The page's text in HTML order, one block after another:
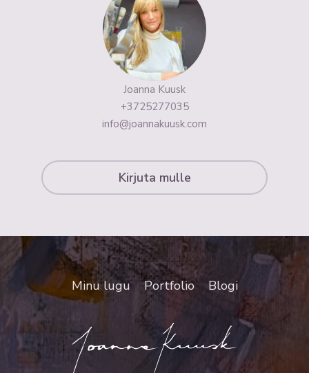
Joanna Kuusk
+3725277035
info@joannakuusk.com
Kirjuta mulle
Minu lugu Portfolio Blogi